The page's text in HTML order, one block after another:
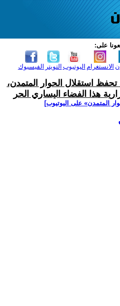
على:
الفيسبوك التويتر اليوتيوب الانستغرام
تحفظ استقلال الحوار المتمدن،
هذا الفضاء اليساري الحر
المتمدن» على اليوتيوب]